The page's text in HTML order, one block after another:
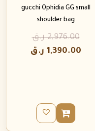
gucchi Ophidia GG small
shoulder bag
2,976.00 ر.ق
1,390.00 ر.ق